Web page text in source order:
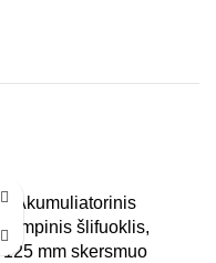
Akumuliatorinis
kampinis šlifuoklis,
125 mm skersmuo